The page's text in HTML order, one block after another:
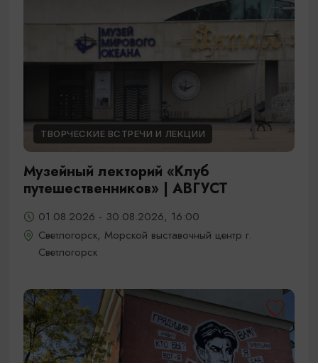
ТВОРЧЕСКИЕ ВСТРЕЧИ И ЛЕКЦИИ
Музейный лекторий «Клуб
путешественников» | АВГУСТ
01.08.2026 - 30.08.2026, 16:00
Светлогорск, Морской выставочный центр г.
Светлогорск